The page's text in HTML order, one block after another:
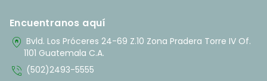
Encuentranos aquí
home_pin Bvld. Los Próceres 24-69 Z.10 Zona Pradera Torre IV Of.
1101 Guatemala C.A.
phone_in_talk (502)2493-5555